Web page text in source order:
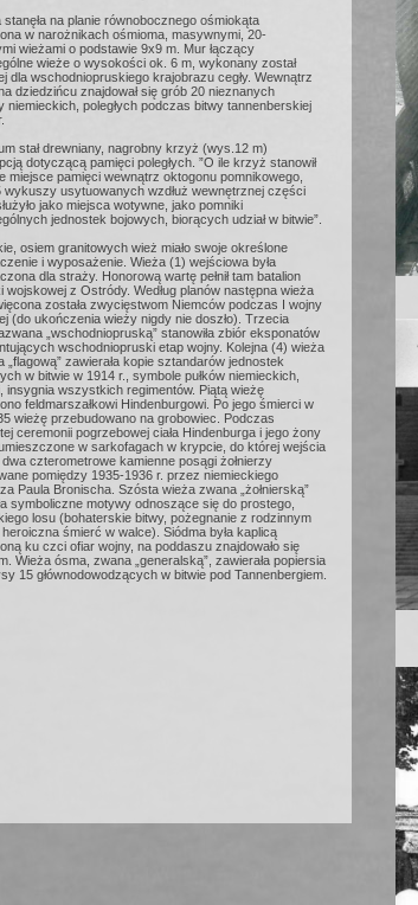
stanęła na planie równobocznego ośmiokąta
w narożnikach ośmioma, masywnymi, 20-
wieżami o podstawie 9x9 m. Mur łączący
wieże o wysokości ok. 6 m, wykonany został
dla wschodniopruskiego krajobrazu cegły. Wewnątrz
dziedzińcu znajdował się grób 20 nieznanych
niemieckich, poległych podczas bitwy tannenberskiej
stał drewniany, nagrobny krzyż (wys.12 m)
dotyczącą pamięci poległych. ”O ile krzyż stanowił
miejsce pamięci wewnątrz oktogonu pomnikowego,
wykuszy usytuowanych wzdłuż wewnętrznej części
jako miejsca wotywne, jako pomniki
jednostek bojowych, biorących udział w bitwie”.
osiem granitowych wież miało swoje określone
i wyposażenie. Wieża (1) wejściowa była
dla straży. Honorową wartę pełnił tam batalion
wojskowej z Ostródy. Według planów następna wieża
została zwycięstwom Niemców podczas I wojny
(do ukończenia wieży nigdy nie doszło). Trzecia
„wschodniopruską” stanowiła zbiór eksponatów
wschodniopruski etap wojny. Kolejna (4) wieża
„flagową” zawierała kopie sztandarów jednostek
w bitwie w 1914 r., symbole pułków niemieckich,
insygnia wszystkich regimentów. Piątą wieżę
feldmarszałkowi Hindenburgowi. Po jego śmierci w
wieżę przebudowano na grobowiec. Podczas
ceremonii pogrzebowej ciała Hindenburga i jego żony
w sarkofagach w krypcie, do której wejścia
dwa czterometrowe kamienne posągi żołnierzy
pomiędzy 1935-1936 r. przez niemieckiego
Paula Bronischa. Szósta wieża zwana „żołnierską”
symboliczne motywy odnoszące się do prostego,
losu (bohaterskie bitwy, pożegnanie z rodzinnym
śmierć w walce). Siódma była kaplicą
ku czci ofiar wojny, na poddaszu znajdowało się
Wieża ósma, zwana „generalską”, zawierała popiersia
15 głównodowodzących w bitwie pod Tannenbergiem.